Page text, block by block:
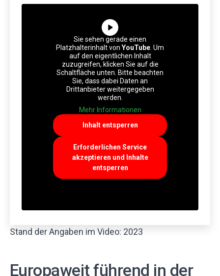
Sie sehen gerade einen
Platzhalterinhalt von YouTube . Um
auf den eigentlichen Inhalt
zuzugreifen, klicken Sie auf die
Schaltfläche unten. Bitte beachten
Sie, dass dabei Daten an
Drittanbieter weitergegeben
werden.
Mehr Informationen
Inhalt entsperren
Erforderlichen Service
akzeptieren und Inhalte
entsperren
Stand der Angaben im Video: 2023
Europaweit führend in der